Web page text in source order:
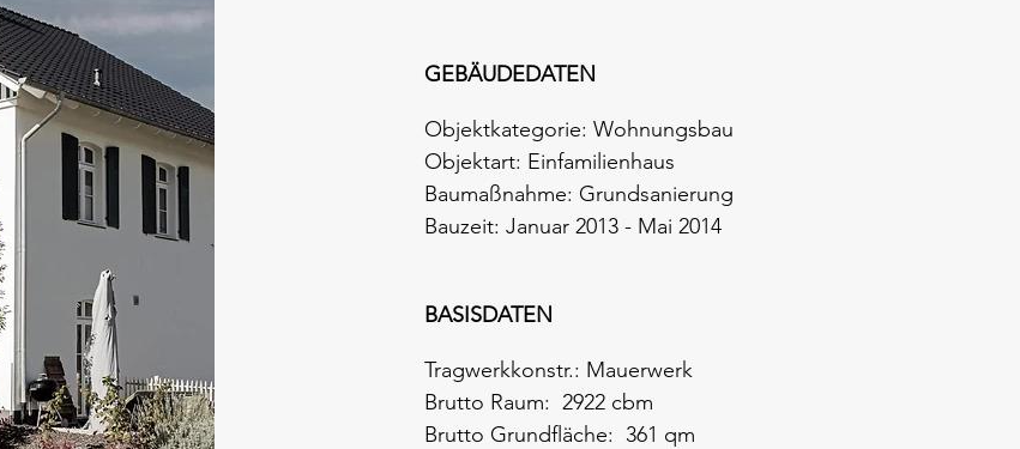
GEBÄUDEDATEN
Objektkategorie: Wohnungsbau
Objektart: Einfamilienhaus
Baumaßnahme: Grundsanierung
Bauzeit: Januar 2013 - Mai 2014
BASISDATEN
Tragwerkkonstr.: Mauerwerk
Brutto Raum: 2922 cbm
Brutto Grundfläche: 361 qm